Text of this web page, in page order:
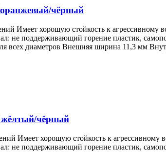
чёрный
Имеет хорошую стойкость к агрессивному
не поддерживающий горение пластик,
всех диаметров Внешняя ширина 11,3 мм
жёлтый/чёрный
Имеет хорошую стойкость к агрессивному
не поддерживающий горение пластик,